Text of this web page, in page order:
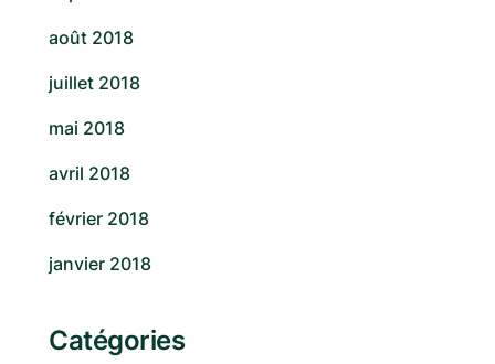
août 2018
juillet 2018
mai 2018
avril 2018
février 2018
janvier 2018
Catégories